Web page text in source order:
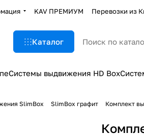
KAV ПРЕМИУМ Перевозки из
Каталог
Системы выдвижения HD Box
SlimBox SlimBox графит Комплект